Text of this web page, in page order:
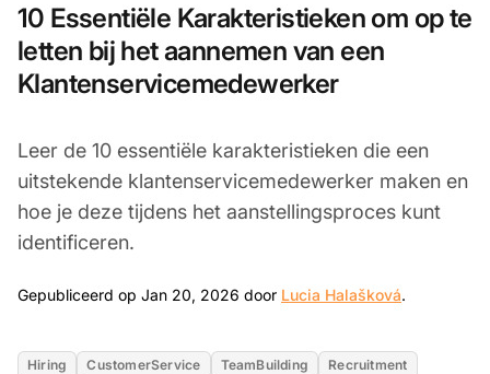
10 Essentiële Karakteristieken om op te
letten bij het aannemen van een
Klantenservicemedewerker
Leer de 10 essentiële karakteristieken die een
uitstekende klantenservicemedewerker maken en
hoe je deze tijdens het aanstellingsproces kunt
identificeren.
Gepubliceerd op Jan 20, 2026 door Lucia Halašková.
Hiring CustomerService TeamBuilding
Recruitment